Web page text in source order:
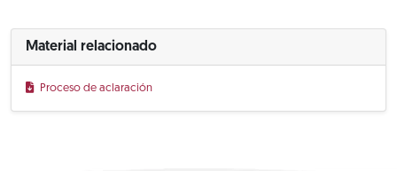
Material relacionado
Proceso de aclaración